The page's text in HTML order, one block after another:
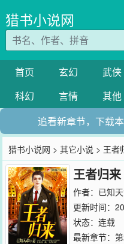
猎书小说网
首页 玄幻 武侠
科幻
言情 其他
追看新章节，下载
猎书小说网 >其它小说 > 王者
王者归来
作者： 已知
更新时间：
状态：连载
最新章节：